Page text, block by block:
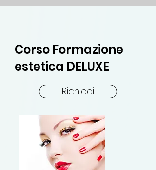
Corso Formazione
estetica DELUXE
Richiedi